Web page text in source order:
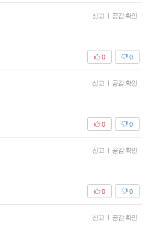
신고 | 공감 확인
0
0
신고 | 공감 확인
0
0
신고 | 공감 확인
0
0
신고 | 공감 확인